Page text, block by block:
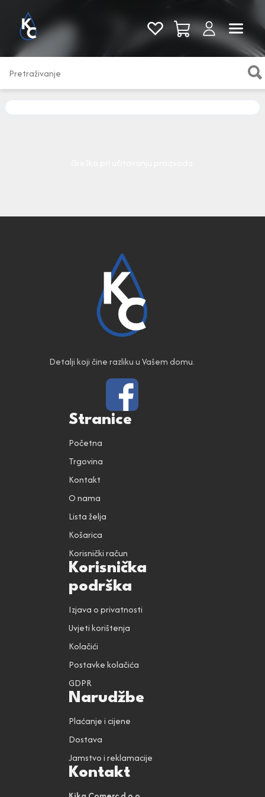
Pogledaj sve
Detalji koji čine razliku u Vašem domu.
Stranice
Početna
Trgovina
Kontakt
O nama
Lista želja
Košarica
Korisnički račun
Korisnička
podrška
Izjava o privatnosti
Uvjeti korištenja
Kolačići
Postavke kolačića
GDPR
Narudžbe
Plaćanje i cijene
Dostava
Jamstvo i reklamacije
Kontakt